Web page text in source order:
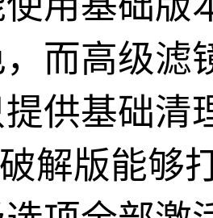
而高级滤
供基础清
解版能够